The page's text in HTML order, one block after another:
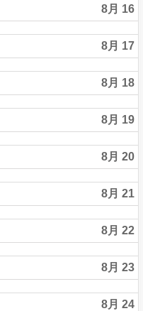
8月 16
8月 17
8月 18
8月 19
8月 20
8月 21
8月 22
8月 23
8月 24